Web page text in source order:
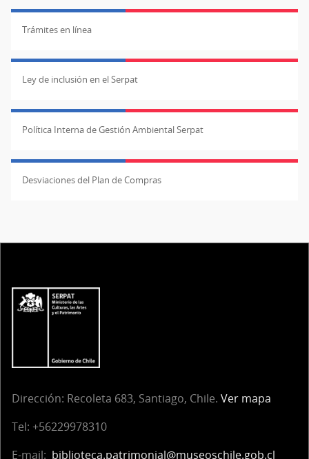
Trámites en línea
Ley de inclusión en el Serpat
Política Interna de Gestión Ambiental Serpat
Desviaciones del Plan de Compras
Dirección: Recoleta 683, Santiago, Chile. Ver mapa
Tel: +56229978310
E-mail: biblioteca.patrimonial@museoschile.gob.cl